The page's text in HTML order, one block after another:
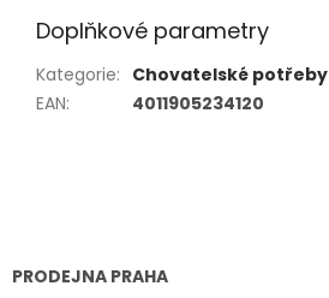
Doplňkové parametry
Kategorie: Chovatelské potřeby
EAN: 4011905234120
PRODEJNA PRAHA